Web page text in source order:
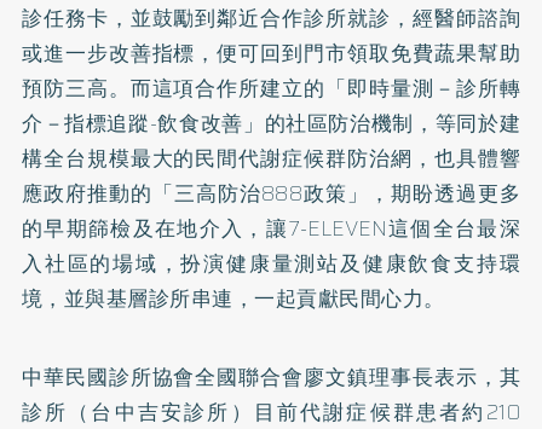
診任務卡，並鼓勵到鄰近合作診所就診，經醫師諮詢
或進一步改善指標，便可回到門市領取免費蔬果幫助
預防三高。而這項合作所建立的「即時量測－診所轉
介－指標追蹤-飲食改善」的社區防治機制，等同於建
構全台規模最大的民間代謝症候群防治網，也具體響
應政府推動的「三高防治888政策」，期盼透過更多
的早期篩檢及在地介入，讓7-ELEVEN這個全台最深
入社區的場域，扮演健康量測站及健康飲食支持環
境，並與基層診所串連，一起貢獻民間心力。
中華民國診所協會全國聯合會廖文鎮理事長表示，其
診所（台中吉安診所）目前代謝症候群患者約210